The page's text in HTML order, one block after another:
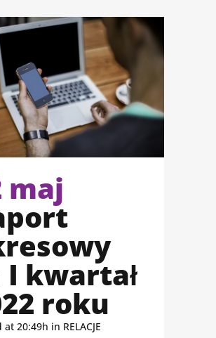
maj
I kwartał
roku
at 20:49h in RELACJE